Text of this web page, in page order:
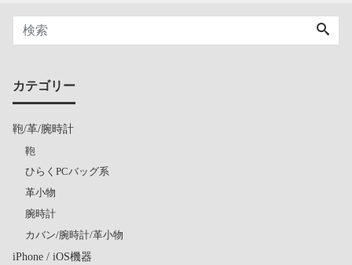
カテゴリー
鞄/革/腕時計
鞄
ひらくPCバッグ系
革小物
腕時計
カバン/腕時計/革小物
iPhone / iOS機器